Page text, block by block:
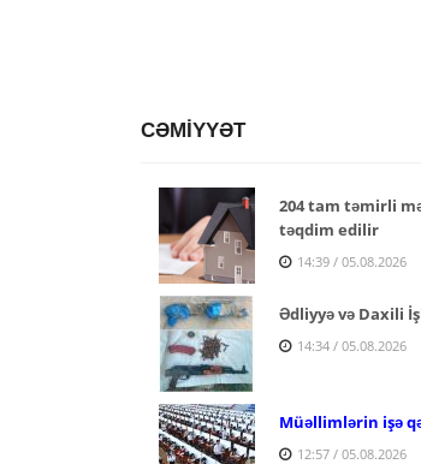
CƏMİYYƏT
204 tam təmirli
təqdim edilir
14:39 / 05.08.2026
Ədliyyə və Daxili
14:34 / 05.08.2026
Müəllimlərin işə
12:57 / 05.08.2026